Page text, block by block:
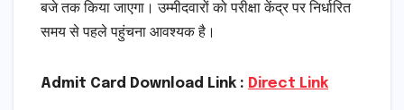
बजे तक किया जाएगा। उम्मीदवारों को परीक्षा केंद्र पर निर्धारित
समय से पहले पहुंचना आवश्यक है।
Admit Card Download Link : Direct Link